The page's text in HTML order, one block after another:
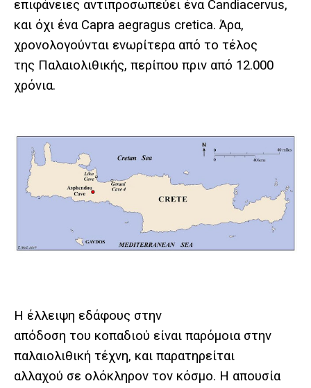
επιφάνειες αντιπροσωπεύει ένα Candiacervus,
και όχι ένα Capra aegragus cretica. Άρα,
χρονολογούνται ενωρίτερα από το τέλος
της Παλαιολιθικής, περίπου πριν από 12.000
χρόνια.
Η έλλειψη εδάφους στην
απόδοση του κοπαδιού είναι παρόμοια στην
παλαιολιθική τέχνη, και παρατηρείται
αλλαχού σε ολόκληρον τον κόσμο. Η απουσία